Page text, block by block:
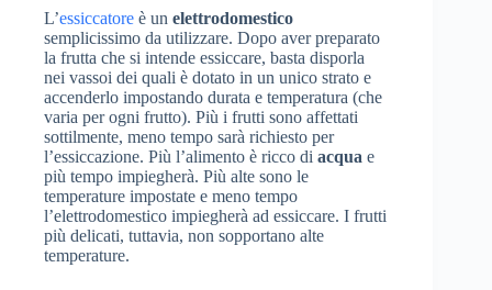
L’essiccatore è un elettrodomestico
semplicissimo da utilizzare. Dopo aver preparato
la frutta che si intende essiccare, basta disporla
nei vassoi dei quali è dotato in un unico strato e
accenderlo impostando durata e temperatura (che
varia per ogni frutto). Più i frutti sono affettati
sottilmente, meno tempo sarà richiesto per
l’essiccazione. Più l’alimento è ricco di acqua e
più tempo impiegherà. Più alte sono le
temperature impostate e meno tempo
l’elettrodomestico impiegherà ad essiccare. I frutti
più delicati, tuttavia, non sopportano alte
temperature.